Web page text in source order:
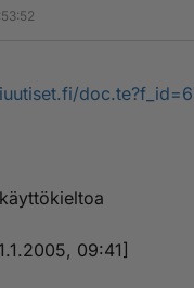
09:41]